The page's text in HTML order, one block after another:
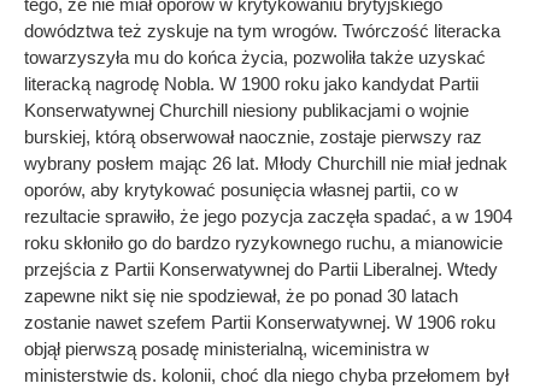
dowództwa też zyskuje na tym wrogów. Twórczość literacka
towarzyszyła mu do końca życia, pozwoliła także uzyskać
literacką nagrodę Nobla. W 1900 roku jako kandydat Partii
Konserwatywnej Churchill niesiony publikacjami o wojnie
burskiej, którą obserwował naocznie, zostaje pierwszy raz
wybrany posłem mając 26 lat. Młody Churchill nie miał jednak
oporów, aby krytykować posunięcia własnej partii, co w
rezultacie sprawiło, że jego pozycja zaczęła spadać, a w 1904
roku skłoniło go do bardzo ryzykownego ruchu, a mianowicie
przejścia z Partii Konserwatywnej do Partii Liberalnej. Wtedy
zapewne nikt się nie spodziewał, że po ponad 30 latach
zostanie nawet szefem Partii Konserwatywnej. W 1906 roku
objął pierwszą posadę ministerialną, wiceministra w
ministerstwie ds. kolonii, choć dla niego chyba przełomem był